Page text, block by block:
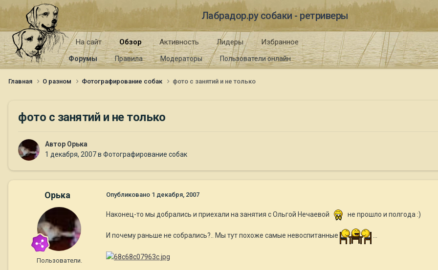
Лабрадор.ру собаки - ретриверы
На сайт Обзор
Форумы Правила Модераторы Пользователи онлайн
Активность Лидеры Избранное
Главная О разном Фотографирование собак фото с занятий и не только
фото с занятий и не только
Автор Орька
1 декабря, 2007в Фотографирование собак
Орька
Пользователи.
Опубликовано 1 декабря, 2007
Наконец-то мы добрались и приехали на занятия с Ольгой Нечаевой не прошло и полгода :)
И почему раньше не собрались?.. Мы тут похоже самые невоспитанные ...